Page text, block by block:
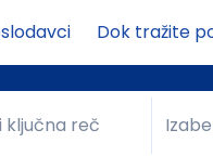
Dok tražite
reč
ključna reč Grad